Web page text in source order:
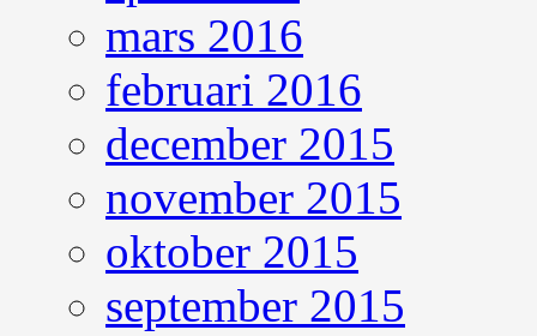
mars 2016
februari 2016
december 2015
november 2015
oktober 2015
september 2015